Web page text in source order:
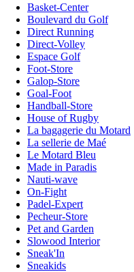
Basket-Center
Boulevard du Golf
Direct Running
Direct-Volley
Espace Golf
Foot-Store
Galop-Store
Goal-Foot
Handball-Store
House of Rugby
La bagagerie du Motard
La sellerie de Maé
Le Motard Bleu
Made in Paradis
Nauti-wave
On-Fight
Padel-Expert
Pecheur-Store
Pet and Garden
Slowood Interior
Sneak'In
Sneakids